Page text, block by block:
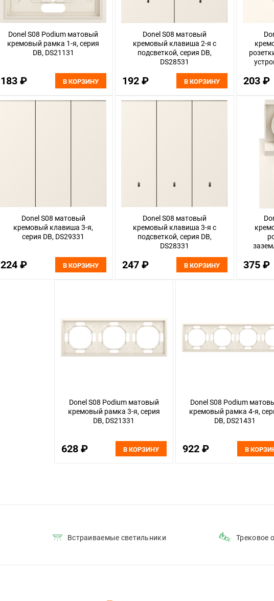
Donel S08 Podium матовый
кремовый рамка 1-я, серия
DB, DS21131
183 ₽ В КОРЗИНУ
Donel S08 матовый
кремовый клавиша 2-я с
подсветкой, серия DB,
DS28531
192 ₽ В КОРЗИНУ 203 ₽
Donel S08 матовый
кремовый клавиша 3-я,
серия DB, DS29331
224 ₽ В КОРЗИНУ
Donel S08 матовый
кремовый клавиша 3-я с
подсветкой, серия DB,
DS28331
247 ₽ В КОРЗИНУ 375 ₽
Donel S08 Podium матовый
кремовый рамка 3-я, серия
DB, DS21331
628 ₽ В КОРЗИНУ
Donel S08 Podium
кремовый рамка 4-я,
DB, DS21431
922 ₽ В
Встраиваемые светильники Трековое